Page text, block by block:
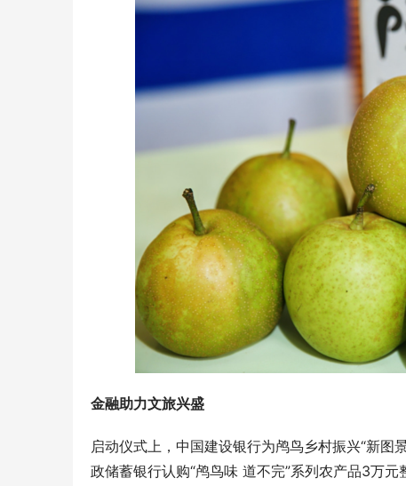
金融助力文旅兴盛
启动仪式上，中国建设银行为鸬鸟乡村振兴“新图
政储蓄银行认购“鸬鸟味 道不完”系列农产品3万